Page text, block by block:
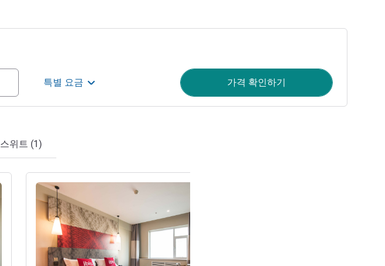
특별 요금 가격 확인하기
스위트 (1)
세부 정보 보기